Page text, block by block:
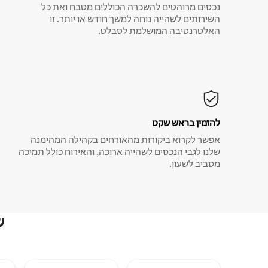
נכסים מרוהטים להשכרה הכוללים מטבח ואת כל
השירותים לשהייה נוחה למשך חודש או יותר. זו
האלטרנטיבה המושלמת לסבלט.
להזמין בראש שקט
אפשר לקרוא ביקורות מהאורחים בקהילה המהימנה
שלנו לגבי הנכסים לשהייה ארוכה, והאירוח כולל תמיכה
מסביב לשעון.